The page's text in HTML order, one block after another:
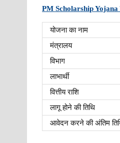
PM Scholarship Yojana
योजना का नाम
मंत्रालय
विभाग
लाभार्थी
वित्तीय राशि
लागू होने की तिथि
आवेदन करने की अंतिम